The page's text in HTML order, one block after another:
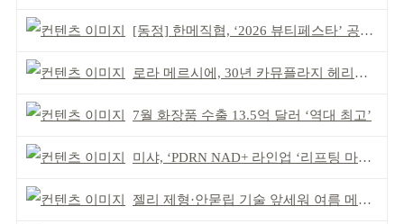
[동정] 한메직협, ‘2026 뷰티페스타’ 공동 주최
로라 메르시에, 30년 카뮤플라지 헤리티지 담아
7월 화장품 수출 13.5억 달러 ‘역대 최고’
미샤, ‘PDRN NAD+ 라인업 ‘리프팅 마스크’ 출시
젤리 제형·안묻립 기술 앞세워 여름 메이크업 시장 공략